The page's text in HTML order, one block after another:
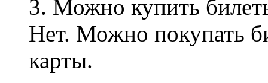
3. Можно купить
Нет. Можно покупать
карты.